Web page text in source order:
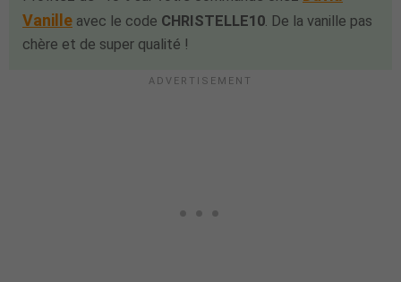
Vanille avec le code CHRISTELLE10. De la vanille pas
chère et de super qualité !